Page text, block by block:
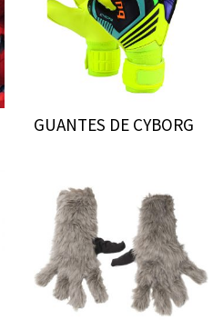
GUANTES DE CYBORG